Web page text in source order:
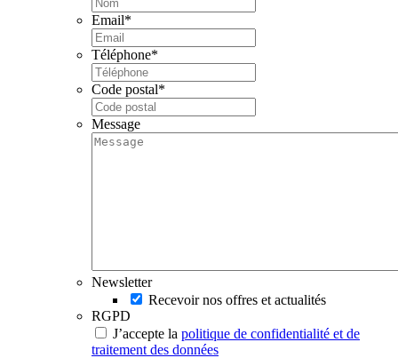
Email*
Téléphone*
Code postal*
Message
Newsletter
Recevoir nos offres et actualités
RGPD
J’accepte la politique de confidentialité et de
traitement des données